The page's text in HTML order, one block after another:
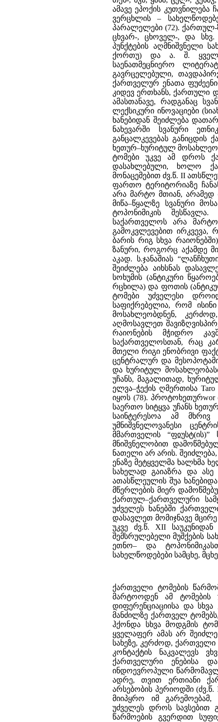
ქართველი ტომების წარმომავლობის გასარკვევად, რა თქმა უნდა, ვერ შემოვიფარგლებით მარტოოდენ ამ ტომების უძველესი ადგილსამყოფელის განსაზღვრითა და მათი ენების დიფერენციაციისა და სხვა ენებთან მონათესაობის საკითხით. თავისი ხანგრძლივი ისტორიის მანძილზე ქართველ ტომებს, ქართველურ ეთნიკურ ჯგუფს, უეჭველია, მეტად მჭიდრო კონტაქტი ჰქონდა სხვა მოდგმის ტომებთან, რის საფუძველზეც ზოგჯერ შეერეოდა კიდეც მათ და ა.შ. ყველაფერ ამას არ შეიძლება თავისი კვალი არ დაეტოვებინა ქართველური ჯგუფის ეთნიკურ სახეზე, კერძოდ, ქართველი ტომების ენებში. მართლაც, ქართველურ ენებში ჩვენ ბევრი ამგვარი კონტაქტის ნაკვალევს ვხვდებით. უკანასკნელ დროს ძალიან დიდი ყურადღება მიექცა ქართველური ენებისა და მათი მატარებელი ეთნიკური ჯგუფების მჭიდრო კონტაქტს ინდოევროპული წარმომავლობის ტომებთან (“ენებთან), რასაც ადგილი უნდა ჰქონოდა ძალიან ადრე, თვით ერთიანი ქართველური ფუძეენისა და ქართულ-ზანური ენობრივი ერთობის არსებობის პერიოდში (ძვ.წ. III–II ათასწლეულები). ენათმეცნიერთა ყურადღება კარგა ხანია რაც მიიპყრო იმ გარემოებამ, რომ აფხაზურ–ადიღეურის მსგავსად პრეფიქსალური წარმოება უძველეს დროს სავსებით გაბატონებული უნდა ყოფილიყო ქართველურშიც. პრეფიქსალური წარმოების გვერდით სუფიქსაციის პრინციპი უფრო გვიან უნდა გაჩენილიყო რომელიღაც “სუფიქსური წყობის” ენის გავლენით. სუფიქსური წყობის გაძლიერება ქართველურ ენებში პრეფიქსალურის ხარჯზე, აკად. არნ. ჩიქობავას აზრით, ამ მოვლენასთან უნდა იყოს დაკავშირებული (83). ეს გავლენა ქართველურის სუბსტრატი ენის გავლენას შეიძლება მიეწეროს. ამ უკანასკნელ დროს ქართველურის ასეთ სუბსტრატად (თუ სუპერსტრატად) მკვლევარნი უფრო და უფრო ინდოევროპული ოჯახის ენებს ვარაუდობენ. ქართველური ენების ისტორიის კვლევა–ძიება მეტად და მეტად ავლენს სტრუქტურულ სიახლოვეს ინდოევროპულ ენობრივ სამყაროსთან. პროფ. გ.დეეტერსს ქართველური ენები, თავისი პრეფიქს–სუფიქსალური წარმოებით, ნარევი ტიპის ენებად წარმოუდგენია, რომელსაც ერთგვარად შუალედი მდგომარეობა უკავია ისეთი ტიპის ენებს შორის, როგორიცაა ჩრდილო–დასავლურკავკასიური (აფხაზურ–ადიღეური) და ძველი ინდოევროპული. გარდა ზემოხსენებული სუფიქსაციის პრინციპის შეჭრისა, გ.დეეტერსი ინდოევროპულთან სიახლოვეს ხედავს ბრუნების ფლექსიურ ტიპში (ასეა განსაკუთრებით ძველ ქართულში), ფინიტური ზმნის ფორმების მკვეთრ გამოყოფაში სახელისაგან, ზმნის მთელი რიგი ფორმების სისტემაში. მისი აზრით, წინადადების აგებულებასაც ქართულში მთლიანად ინდოევროპული ელფერი აქვს და არ არის გვიანდელი (ბერძნულის ან სომხურის) გავლენის შედეგი (84). ქართველური ენების უძველესი სტრუქტურის სიახლოვეს ინდოევროპულთან ხაზს უსვამენ აგრეთვე პროფ. თ. გამყრელიძე და პროფ. გ.მაჭავარიანი. საკუთარი კვლევა–ძიების შედეგად ისინი დაახლოებით იმავე დასკვნამდე მიდიან, რასაც ამტკიცებდა უძველესი ქართველურის მიმართ გ.დეეტერსი. მათი აზრით, საერთო-ქართველურის ტიპოლოგიური მოდელი, ერთი მხრივ, უახლოეს პარალელებს პოვებს მთის იბერიულ–კავკასიურ ენებში, განსაკუთრებით დასავლურკავკასიურ (აფხაზურ–ადიღეურ) ჯგუფში (კონსონანტიზმი, პრეფიქსაცია, ზმნური პოლიპერსონალიზმი, ბრუნების მოდელი, ერგატიული კონსტრუქცია),